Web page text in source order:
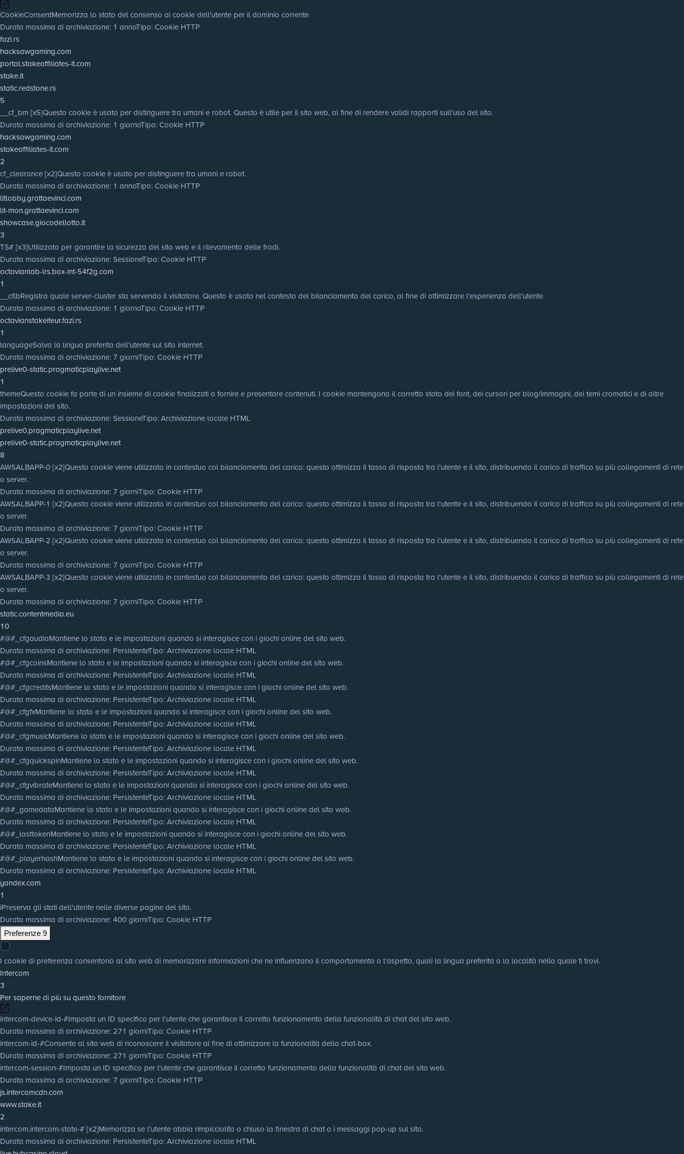
CookieConsentMemorizza lo stato del consenso ai cookie dell'utente per il dominio corrente
Durata massima di archiviazione: 1 annoTipo: Cookie HTTP
fazi.rs
hacksawgaming.com
portal.stakeaffiliates-it.com
stake.it
static.redstone.rs
5
__cf_bm [x5]Questo cookie è usato per distinguere tra umani e robot. Questo è utile per il sito web, al fine di rendere validi rapporti sull'uso del sito.
Durata massima di archiviazione: 1 giornoTipo: Cookie HTTP
hacksawgaming.com
stakeaffiliates-it.com
2
cf_clearance [x2]Questo cookie è usato per distinguere tra umani e robot.
Durata massima di archiviazione: 1 annoTipo: Cookie HTTP
litlobby.grattaevinci.com
lit-mon.grattaevinci.com
showcase.giocodellotto.it
3
TS# [x3]Utilizzato per garantire la sicurezza del sito web e il rilevamento delle frodi.
Durata massima di archiviazione: SessioneTipo: Cookie HTTP
octavianlab-lrs.box-int-54f2g.com
1
__cflbRegistra quale server-cluster sta servendo il visitatore. Questo è usato nel contesto del bilanciamento del carico, al fine di ottimizzare l'esperienza dell'utente.
Durata massima di archiviazione: 1 giornoTipo: Cookie HTTP
octavianstakeiteur.fazi.rs
1
languageSalva la lingua preferita dell'utente sul sito internet.
Durata massima di archiviazione: 7 giorniTipo: Cookie HTTP
prelive0-static.pragmaticplaylive.net
1
themeQuesto cookie fa parte di un insieme di cookie finalizzati a fornire e presentare contenuti. I cookie mantengono il corretto stato dei font, dei cursori per blog/immagini, dei temi cromatici e di altre
impostazioni del sito.
Durata massima di archiviazione: SessioneTipo: Archiviazione locale HTML
prelive0.pragmaticplaylive.net
prelive0-static.pragmaticplaylive.net
8
AWSALBAPP-0 [x2]Questo cookie viene utilizzato in contestuo col bilanciamento del carico: questo ottimizza il tasso di risposta tra l'utente e il sito, distribuendo il carico di traffico su più collegamenti di rete
o server.
Durata massima di archiviazione: 7 giorniTipo: Cookie HTTP
AWSALBAPP-1 [x2]Questo cookie viene utilizzato in contestuo col bilanciamento del carico: questo ottimizza il tasso di risposta tra l'utente e il sito, distribuendo il carico di traffico su più collegamenti di rete
o server.
Durata massima di archiviazione: 7 giorniTipo: Cookie HTTP
AWSALBAPP-2 [x2]Questo cookie viene utilizzato in contestuo col bilanciamento del carico: questo ottimizza il tasso di risposta tra l'utente e il sito, distribuendo il carico di traffico su più collegamenti di rete
o server.
Durata massima di archiviazione: 7 giorniTipo: Cookie HTTP
AWSALBAPP-3 [x2]Questo cookie viene utilizzato in contestuo col bilanciamento del carico: questo ottimizza il tasso di risposta tra l'utente e il sito, distribuendo il carico di traffico su più collegamenti di rete
o server.
Durata massima di archiviazione: 7 giorniTipo: Cookie HTTP
static.contentmedia.eu
10
#@#_cfgaudioMantiene lo stato e le impostazioni quando si interagisce con i giochi online del sito web.
Durata massima di archiviazione: PersistenteTipo: Archiviazione locale HTML
#@#_cfgcoinsMantiene lo stato e le impostazioni quando si interagisce con i giochi online del sito web.
Durata massima di archiviazione: PersistenteTipo: Archiviazione locale HTML
#@#_cfgcreditsMantiene lo stato e le impostazioni quando si interagisce con i giochi online del sito web.
Durata massima di archiviazione: PersistenteTipo: Archiviazione locale HTML
#@#_cfgfxMantiene lo stato e le impostazioni quando si interagisce con i giochi online del sito web.
Durata massima di archiviazione: PersistenteTipo: Archiviazione locale HTML
#@#_cfgmusicMantiene lo stato e le impostazioni quando si interagisce con i giochi online del sito web.
Durata massima di archiviazione: PersistenteTipo: Archiviazione locale HTML
#@#_cfgquickspinMantiene lo stato e le impostazioni quando si interagisce con i giochi online del sito web.
Durata massima di archiviazione: PersistenteTipo: Archiviazione locale HTML
#@#_cfgvibrateMantiene lo stato e le impostazioni quando si interagisce con i giochi online del sito web.
Durata massima di archiviazione: PersistenteTipo: Archiviazione locale HTML
#@#_gamedataMantiene lo stato e le impostazioni quando si interagisce con i giochi online del sito web.
Durata massima di archiviazione: PersistenteTipo: Archiviazione locale HTML
#@#_lasttokenMantiene lo stato e le impostazioni quando si interagisce con i giochi online del sito web.
Durata massima di archiviazione: PersistenteTipo: Archiviazione locale HTML
#@#_playerhashMantiene lo stato e le impostazioni quando si interagisce con i giochi online del sito web.
Durata massima di archiviazione: PersistenteTipo: Archiviazione locale HTML
yandex.com
1
iPreserva gli stati dell'utente nelle diverse pagine del sito.
Durata massima di archiviazione: 400 giorniTipo: Cookie HTTP
Preferenze 9
I cookie di preferenza consentono al sito web di memorizzare informazioni che ne influenzano il comportamento o l'aspetto, quali la lingua preferita o la località nella quale ti trovi.
Intercom
3
Per saperne di più su questo fornitore
intercom-device-id-#Imposta un ID specifico per l'utente che garantisce il corretto funzionamento della funzionalità di chat del sito web.
Durata massima di archiviazione: 271 giorniTipo: Cookie HTTP
intercom-id-#Consente al sito web di riconoscere il visitatore al fine di ottimizzare la funzionalità della chat-box.
Durata massima di archiviazione: 271 giorniTipo: Cookie HTTP
intercom-session-#Imposta un ID specifico per l'utente che garantisce il corretto funzionamento della funzionalità di chat del sito web.
Durata massima di archiviazione: 7 giorniTipo: Cookie HTTP
js.intercomcdn.com
www.stake.it
2
intercom.intercom-state-# [x2]Memorizza se l'utente abbia rimpicciolito o chiuso la finestra di chat o i messaggi pop-up sul sito.
Durata massima di archiviazione: PersistenteTipo: Archiviazione locale HTML